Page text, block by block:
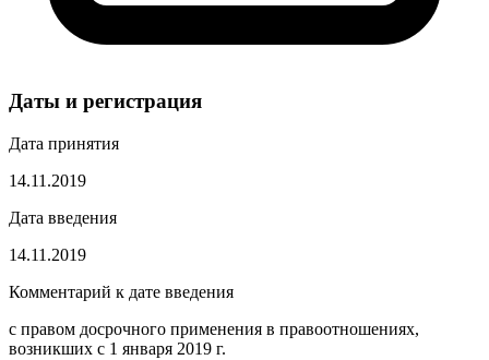
Даты и регистрация
Дата принятия
14.11.2019
Дата введения
14.11.2019
Комментарий к дате введения
с правом досрочного применения в правоотношениях,
возникших с 1 января 2019 г.